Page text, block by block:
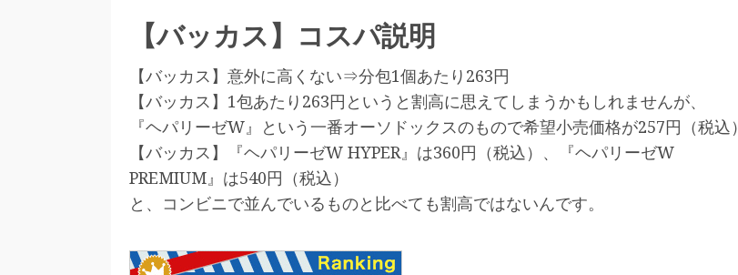
【バッカス】コスパ説明
【バッカス】意外に高くない⇒分包1個あたり263円
【バッカス】1包あたり263円というと割高に思えてしまうかもしれませんが、
『ヘパリーゼW』という一番オーソドックスのもので希望小売価格が257円（税込）
【バッカス】『ヘパリーゼW HYPER』は360円（税込）、『ヘパリーゼW
PREMIUM』は540円（税込）
と、コンビニで並んでいるものと比べても割高ではないんです。